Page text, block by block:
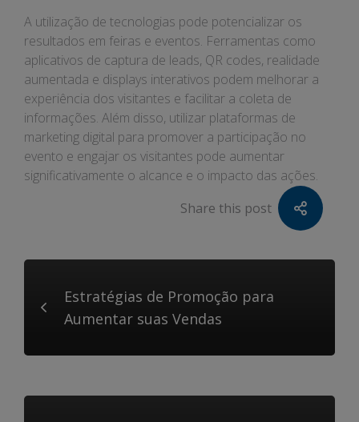
A utilização de tecnologias pode potencializar os
resultados em feiras e eventos. Ferramentas como
aplicativos de captura de leads, QR codes, realidade
aumentada e displays interativos podem melhorar a
experiência dos visitantes e facilitar a coleta de
informações. Além disso, utilizar plataformas de
marketing digital para promover a participação no
evento e engajar os visitantes pode aumentar
significativamente o alcance e o impacto das ações.
Share this post
Estratégias de Promoção para
Aumentar suas Vendas